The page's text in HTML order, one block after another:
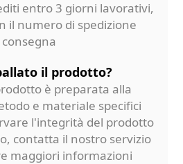
entro 3 giorni lavorativi,
il numero di spedizione
il prodotto?
è preparata alla
e materiale specifici
l'integrità del prodotto
contatta il nostro servizio
maggiori informazioni